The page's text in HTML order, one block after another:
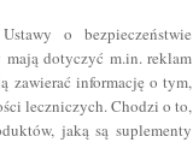
o bezpieczeństwie
dotyczyć m.in. reklam
zawierać informację o tym,
leczniczych. Chodzi o to,
jaką są suplementy